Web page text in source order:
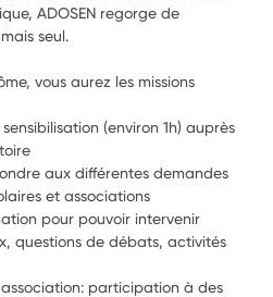
ADOSEN regorge de
seul.
vous aurez les missions
(environ 1h) auprès
aux différentes demandes
et associations
pour pouvoir intervenir
questions de débats, activités
participation à des